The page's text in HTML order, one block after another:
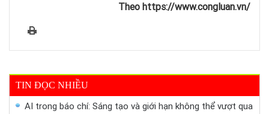
Theo https://www.congluan.vn/
TIN ĐỌC NHIỀU
AI trong báo chí: Sáng tạo và giới hạn không thể vượt qua